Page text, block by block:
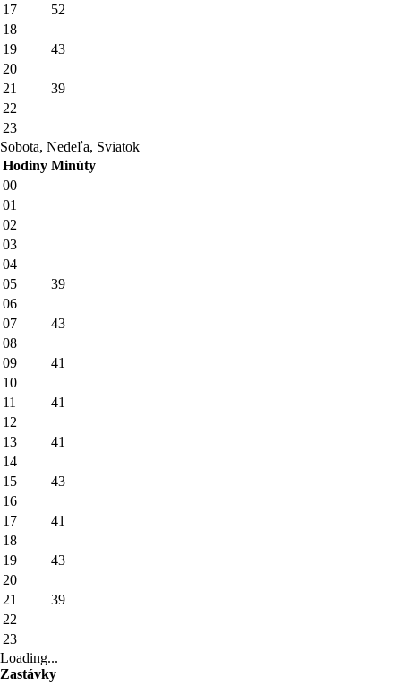
17
52
18
19
43
20
21
39
22
23
Sobota, Nedeľa, Sviatok
Hodiny Minúty
00
01
02
03
04
05
39
06
07
43
08
09
41
10
11
41
12
13
41
14
15
43
16
17
41
18
19
43
20
21
39
22
23
Loading...
Zastávky